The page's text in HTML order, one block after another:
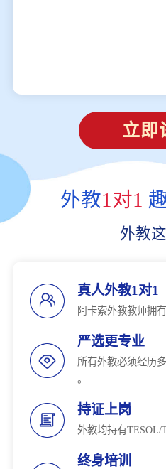
立即
外教1对1
外教
真人外教1对1
阿卡索外教教师拥
严选更专业
所有外教必须经历
。
持证上岗
外教均持有TESOL/
终身培训